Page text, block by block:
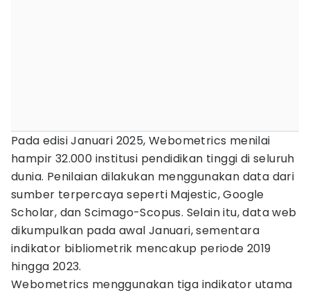
Pada edisi Januari 2025, Webometrics menilai
hampir 32.000 institusi pendidikan tinggi di seluruh
dunia. Penilaian dilakukan menggunakan data dari
sumber terpercaya seperti Majestic, Google
Scholar, dan Scimago-Scopus. Selain itu, data web
dikumpulkan pada awal Januari, sementara
indikator bibliometrik mencakup periode 2019
hingga 2023.
Webometrics menggunakan tiga indikator utama